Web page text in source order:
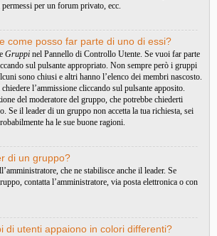
per un forum privato, ecc.
come posso far parte di uno di essi?
Gruppi nel Pannello di Controllo Utente. Se vuoi far parte
sul pulsante appropriato. Non sempre però i gruppi
sono chiusi e altri hanno l’elenco dei membri nascosto.
l’ammissione cliccando sul pulsante apposito.
del moderatore del gruppo, che potrebbe chiederti
Se il leader di un gruppo non accetta la tua richiesta, sei
ha le sue buone ragioni.
di un gruppo?
che ne stabilisce anche il leader. Se
contatta l’amministratore, via posta elettronica o con
di utenti appaiono in colori differenti?